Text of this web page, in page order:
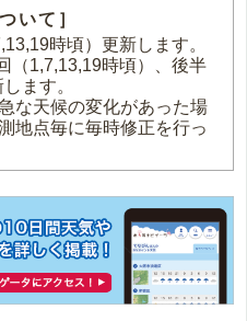
いて］
時頃）更新します。
（1,7,13,19時頃）、後半
ます。
な天候の変化があった場
地点毎に毎時修正を行っ